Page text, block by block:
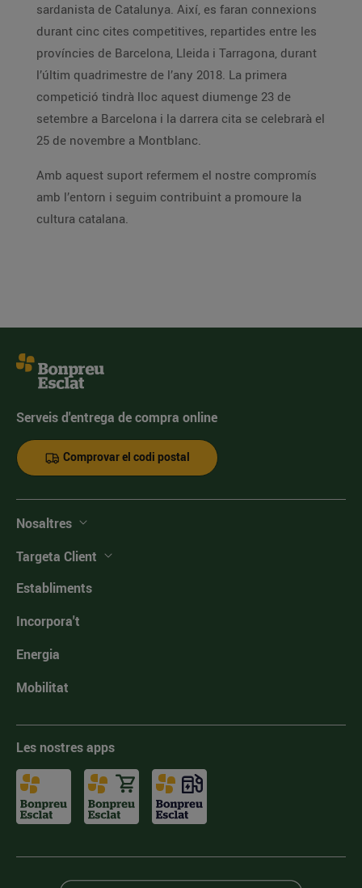
sardanista de Catalunya. Així, es faran connexions
durant cinc cites competitives, repartides entre les
províncies de Barcelona, Lleida i Tarragona, durant
l’últim quadrimestre de l’any 2018. La primera
competició tindrà lloc aquest diumenge 23 de
setembre a Barcelona i la darrera cita se celebrarà el
25 de novembre a Montblanc.
Amb aquest suport refermem el nostre compromís
amb l’entorn i seguim contribuint a promoure la
cultura catalana.
Serveis d'entrega de compra online
Comprovar el codi postal
Nosaltres
Targeta Client
Establiments
Incorpora't
Energia
Mobilitat
Les nostres apps